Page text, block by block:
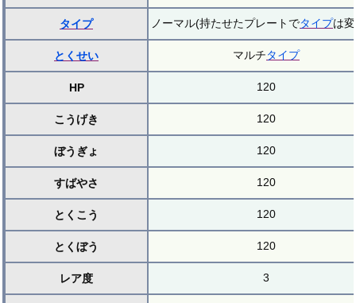
タイプ ノーマル(持たせたプレートでタイプは
とくせい マルチタイプ
HP 120
こうげき 120
ぼうぎょ 120
すばやさ 120
とくこう 120
とくぼう 120
レア度 3